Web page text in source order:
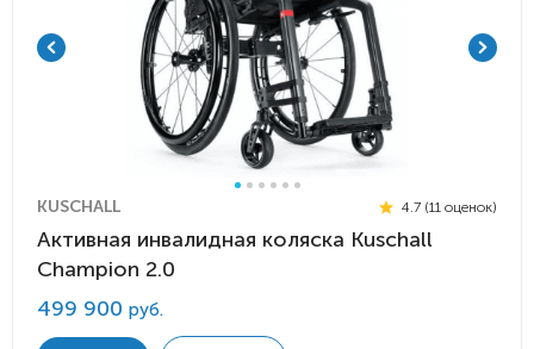
KUSCHALL 4.7 (11 оценок)
Активная инвалидная коляска Kuschall
Champion 2.0
499 900 руб.